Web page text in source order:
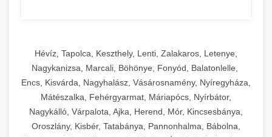
Hévíz, Tapolca, Keszthely, Lenti, Zalakaros, Letenye,
Nagykanizsa, Marcali, Böhönye, Fonyód, Balatonlelle,
Encs, Kisvárda, Nagyhalász, Vásárosnamény, Nyíregyháza,
Mátészalka, Fehérgyarmat, Máriapócs, Nyírbátor,
Nagykálló, Várpalota, Ajka, Herend, Mór, Kincsesbánya,
Oroszlány, Kisbér, Tatabánya, Pannonhalma, Bábolna,